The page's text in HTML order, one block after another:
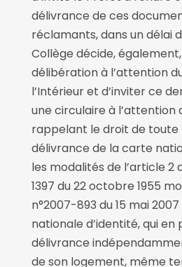
délivrance de ces
réclamants, dans un délai
Collège décide,
délibération à l’attention
l’Intérieur et d’inviter ce
une circulaire à l’attention
rappelant le droit de toute
délivrance de la carte
les modalités de l’article 2
1397 du 22 octobre 1955
n°2007-893 du 15 mai
nationale d’identité, qui en
délivrance
de son logement, même